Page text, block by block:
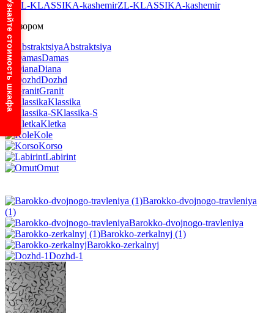
ZL-KLASSIKA-kashemir
С узором
Abstraktsiya
Damas
Diana
Dozhd
Granit
Klassika
Klassika-S
Kletka
Kole
Korso
Labirint
Omut
Barokko-dvojnogo-travleniya
(1)
Barokko-dvojnogo-travleniya
Barokko-zerkalnyj (1)
Barokko-zerkalnyj
Dozhd-1
Узнайте стоимость шкафа